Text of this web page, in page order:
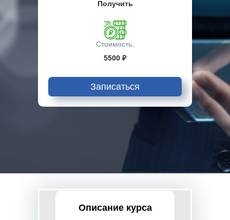
Получить
Стоимость:
5500 ₽
Записаться
Описание курса